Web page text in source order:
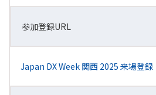
参加登録URL
Japan DX Week 関西 2025 来場登録